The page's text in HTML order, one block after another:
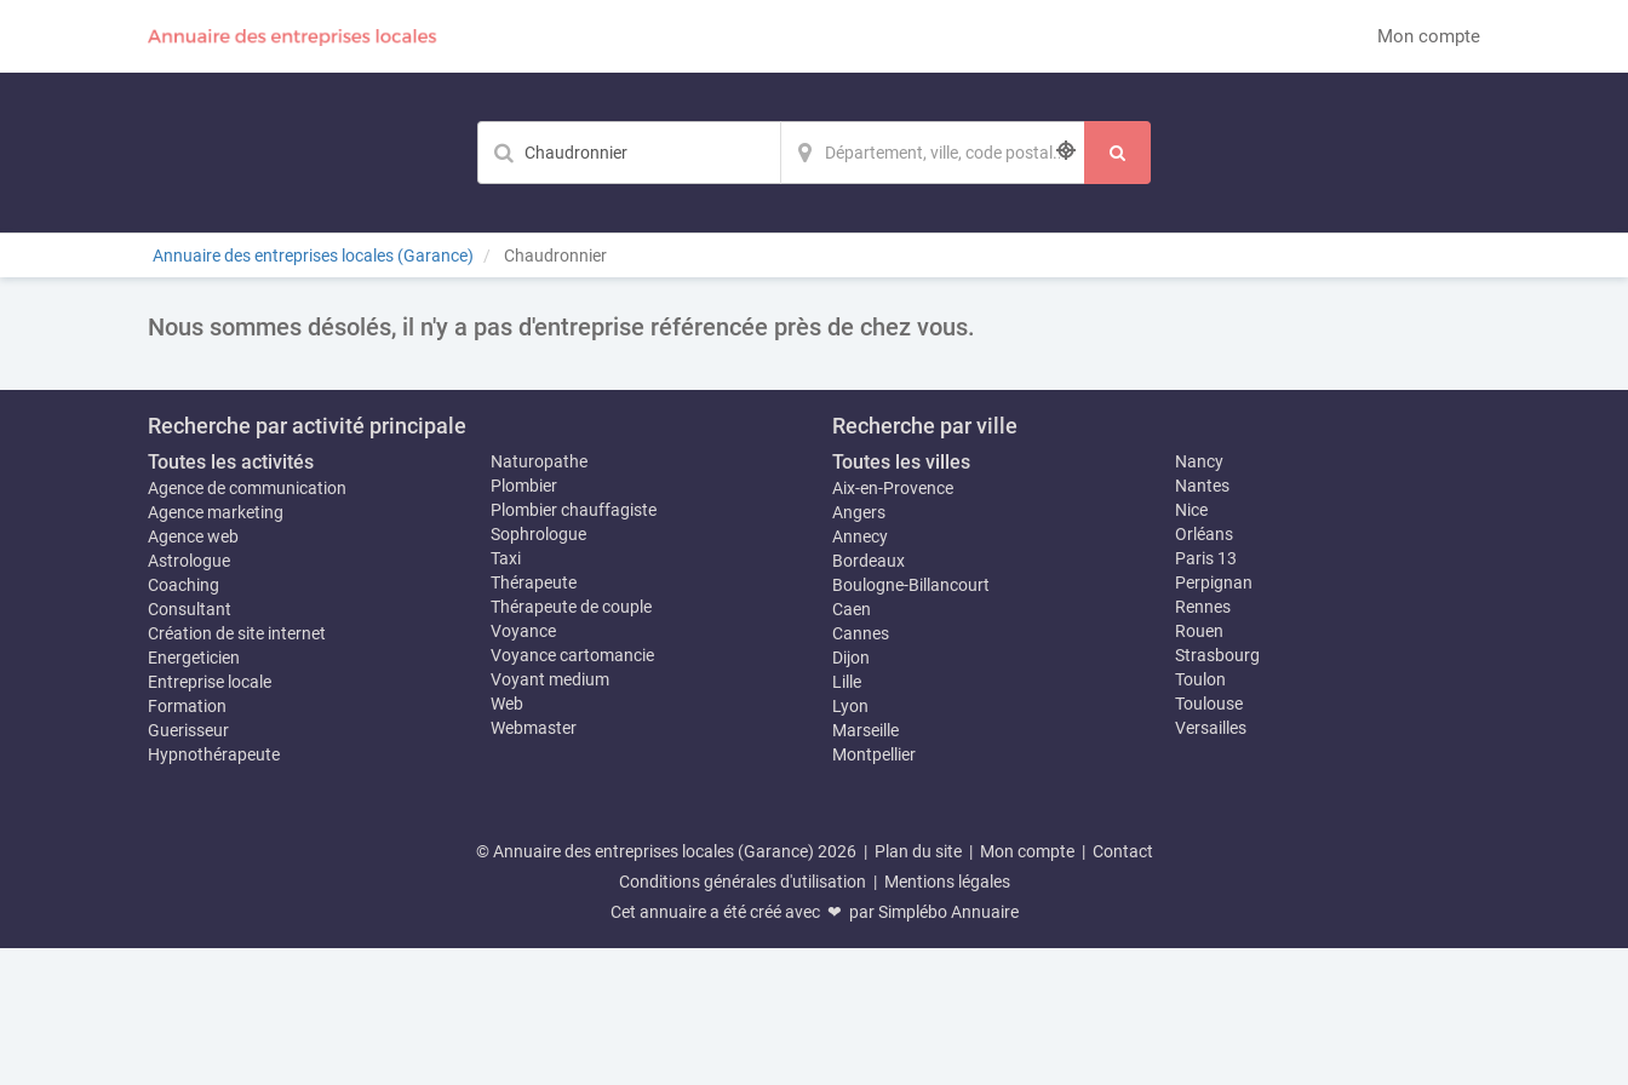
Mon compte
Annuaire des entreprises locales (Garance) Chaudronnier
Nous sommes désolés, il n'y a pas d'entreprise référencée près de chez vous.
Recherche par activité principale
Toutes les activités
Agence de communication
Agence marketing
Agence web
Astrologue
Coaching
Consultant
Création de site internet
Energeticien
Entreprise locale
Formation
Guerisseur
Hypnothérapeute
Naturopathe
Plombier
Plombier chauffagiste
Sophrologue
Taxi
Thérapeute
Thérapeute de couple
Voyance
Voyance cartomancie
Voyant medium
Web
Webmaster
Recherche par ville
Toutes les villes
Aix-en-Provence
Angers
Annecy
Bordeaux
Boulogne-Billancourt
Caen
Cannes
Dijon
Lille
Lyon
Marseille
Montpellier
Nancy
Nantes
Nice
Orléans
Paris 13
Perpignan
Rennes
Rouen
Strasbourg
Toulon
Toulouse
Versailles
© Annuaire des entreprises locales (Garance) 2026 | Plan du site| Mon compte| Contact
Conditions générales d'utilisation | Mentions légales
Cet annuaire a été créé avec ❤ parSimplébo Annuaire